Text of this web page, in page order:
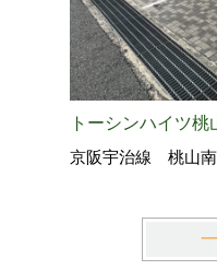
トーシンハイツ桃
京阪宇治線 桃山